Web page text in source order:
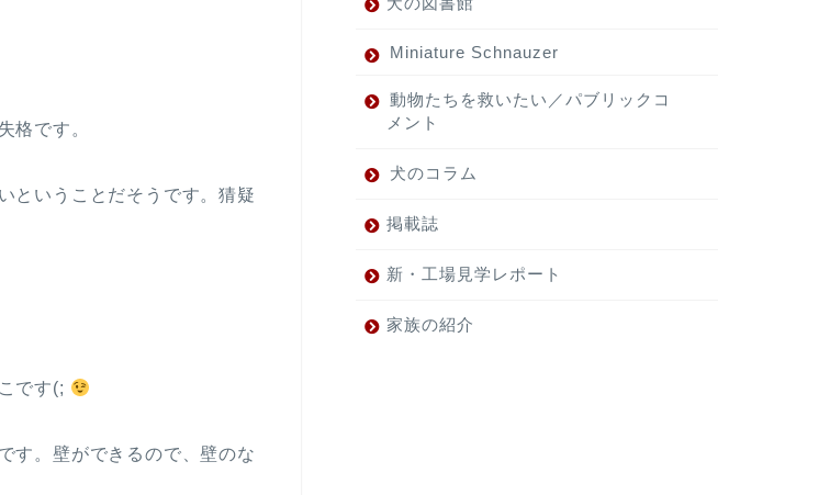
格です。
ということだそうです。猜疑
です(;
す。壁ができるので、壁のな
Miniature Schnauzer
動物たちを救いたい／パブリックコ
メント
犬のコラム
掲載誌
新・工場見学レポート
家族の紹介